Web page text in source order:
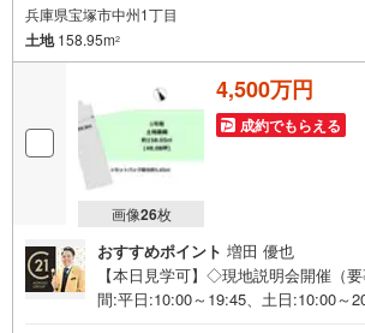
兵庫県宝塚市中州1丁目
土地158.95m2
画像26枚
4,500万円
成約でもらえる
おすすめポイント 増田 優也
【本日見学可】◇現地説明会開催（
間:平日:10:00～19:45、土日:10:00～